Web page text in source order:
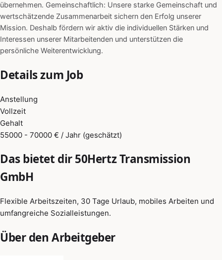
übernehmen. Gemeinschaftlich: Unsere starke Gemeinschaft und
wertschätzende Zusammenarbeit sichern den Erfolg unserer
Mission. Deshalb fördern wir aktiv die individuellen Stärken und
Interessen unserer Mitarbeitenden und unterstützen die
persönliche Weiterentwicklung.
Details zum Job
Anstellung
Vollzeit
Gehalt
55000 - 70000 € / Jahr (geschätzt)
Das bietet dir 50Hertz Transmission
GmbH
Flexible Arbeitszeiten, 30 Tage Urlaub, mobiles Arbeiten und
umfangreiche Sozialleistungen.
Über den Arbeitgeber